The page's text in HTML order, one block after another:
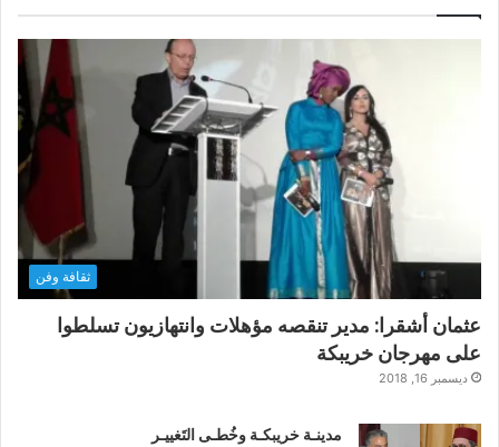
ثقافة وفن
عثمان أشقرا: مدير تنقصه مؤهلات وانتهازيون تسلطوا
على مهرجان خريبكة
ديسمبر 16, 2018
مدينـة خريبكـة وخُطـى التَغييـر